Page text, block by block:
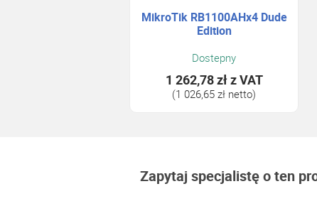
MikroTik RB1100AHx4 Dude
Edition
Dostepny
1 262,78 złz VAT
(1 026,65 zł netto)
Zapytaj specjalistę o ten